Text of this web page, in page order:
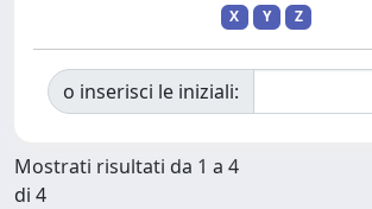
X
Y Z
o inserisci le iniziali:
Mostrati risultati da 1 a 4
di 4